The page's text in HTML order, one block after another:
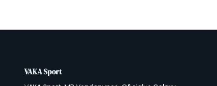
VAKA Sport